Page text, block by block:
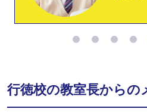
行徳校の教室長からの